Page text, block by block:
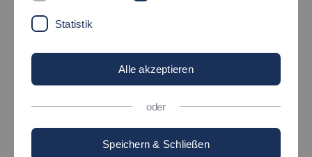
Hilfestellungen
Standorte des RZ
Statistik
Alle akzeptieren
oder
Speichern & Schließen